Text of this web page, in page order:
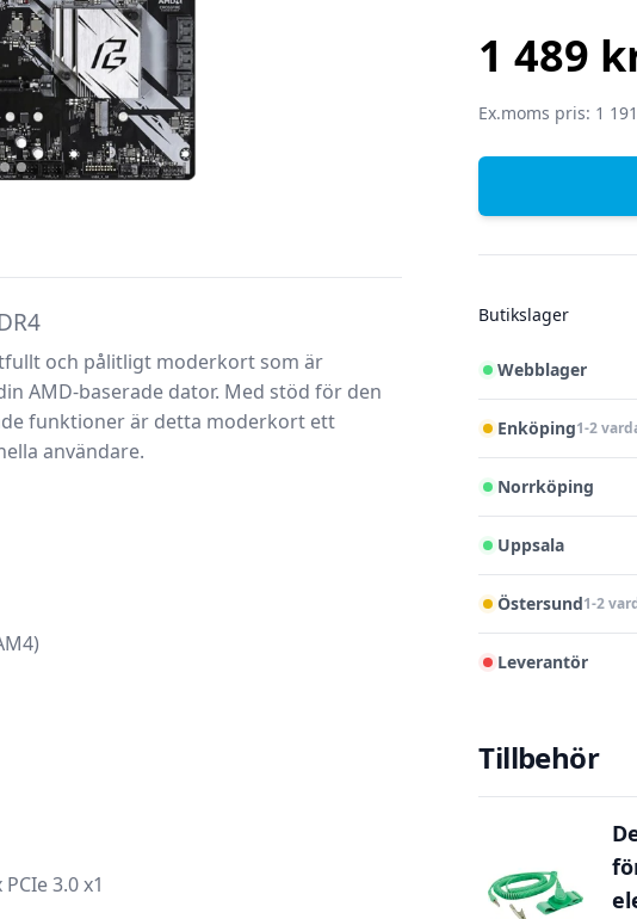
1 489
Ex.moms pris: 1
Butikslager
Webblager
Enköping1-2
Norrköping
Uppsala
Östersund1-2
Leverantör
Tillbehör
och pålitligt moderkort som är
AMD-baserade dator. Med stöd för den
funktioner är detta moderkort ett
användare.
3.0 x1